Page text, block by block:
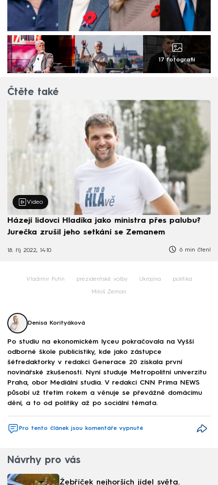
17 fotografií
Čtěte také
Video
Házejí lidovci Hladíka jako ministra přes palubu?
Jurečka zrušil jeho setkání se Zemanem
18. říj 2022, 14:10 6 min čtení
Vladimir Putin prezidentské volby Ukrajina politika
Miloš Zeman
Denisa Korityáková
Po studiu na ekonomickém lyceu pokračovala na Vyšší
odborné škole publicistiky, kde jako zástupce
šéfredaktorky v redakci Generace 20 získala první
novinářské zkušenosti. Nyní studuje Metropolitní univerzitu
Praha, obor Mediální studia. V redakci CNN Prima NEWS
působí už třetím rokem a věnuje se převážně domácímu
dění, a to od politiky až po sociální témata.
Pro tento článek jsou komentáře vypnuté
Návrhy pro vás
Žebříček nejhorších jídel světa.